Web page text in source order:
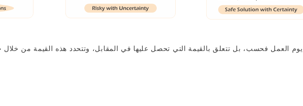
العمل فحسب، بل تتعلق بالقيمة التي تحصل عليها في المقابل، وتتحدد هذه القيمة من خلال